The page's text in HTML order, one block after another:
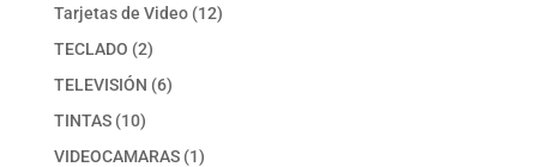
Tarjetas de Video 1212
TECLADO 22
productos
TELEVISIÓN 66
TINTAS 1010
productos
VIDEOCAMARAS 11